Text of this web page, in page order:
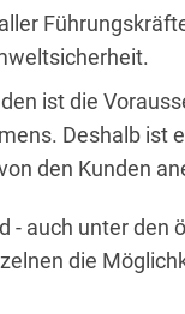
ist die
Deshalb ist
den Kunden
- auch unter den
die